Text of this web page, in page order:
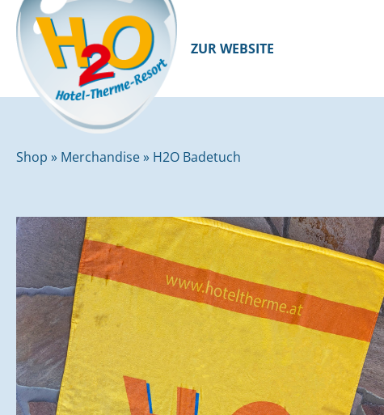
ZUR WEBSITE
Shop » Merchandise» H2O Badetuch